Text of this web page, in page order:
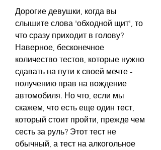
Дорогие девушки, когда вы
слышите слова 'обходной щит', то
что сразу приходит в голову?
Наверное, бесконечное
количество тестов, которые нужно
сдавать на пути к своей мечте -
получению прав на вождение
автомобиля. Но что, если мы
скажем, что есть еще один тест,
который стоит пройти, прежде чем
сесть за руль? Этот тест не
обычный, а тест на алкогольное